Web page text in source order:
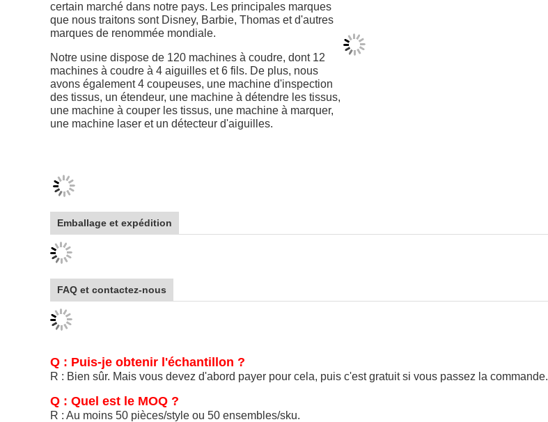
certain marché dans notre pays. Les principales marques
que nous traitons sont Disney, Barbie, Thomas et d'autres
marques de renommée mondiale.
Notre usine dispose de 120 machines à coudre, dont 12
machines à coudre à 4 aiguilles et 6 fils. De plus, nous
avons également 4 coupeuses, une machine d'inspection
des tissus, un étendeur, une machine à détendre les tissus,
une machine à couper les tissus, une machine à marquer,
une machine laser et un détecteur d'aiguilles.
Emballage et expédition
FAQ et contactez-nous
Q : Puis-je obtenir l'échantillon ?
R : Bien sûr. Mais vous devez d'abord payer pour cela, puis c'est gratuit si vous passez la commande.
Q : Quel est le MOQ ?
R : Au moins 50 pièces/style ou 50 ensembles/sku.